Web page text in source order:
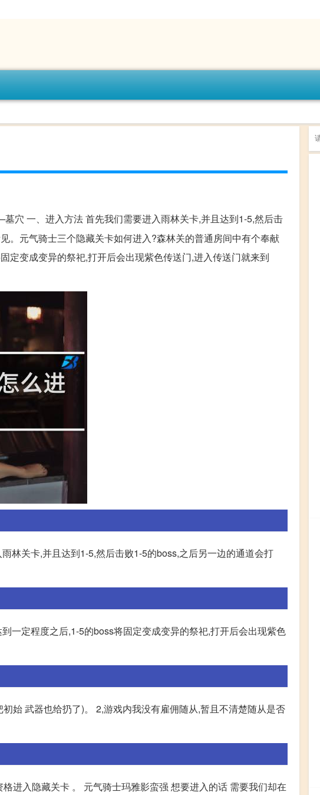
穴 一、进入方法 首先我们需要进入雨林关卡,并且达到1-5,然后击
。元气骑士三个隐藏关卡如何进入?森林关的普通房间中有个奉献
定变成变异的祭祀,打开后会出现紫色传送门,进入传送门就来到
关卡,并且达到1-5,然后击败1-5的boss,之后另一边的通道会打
一定程度之后,1-5的boss将固定变成变异的祭祀,打开后会出现紫色
始 武器也给扔了)。 2,游戏内我没有雇佣随从,暂且不清楚随从是否
进入隐藏关卡 。 元气骑士玛雅影蛮强 想要进入的话 需要我们却在